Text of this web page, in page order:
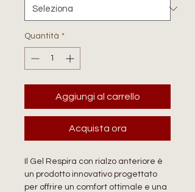
Quantità *
Aggiungi al carrello
Acquista ora
Il Gel Respira con rialzo anteriore è
un prodotto innovativo progettato
per offrire un comfort ottimale e una